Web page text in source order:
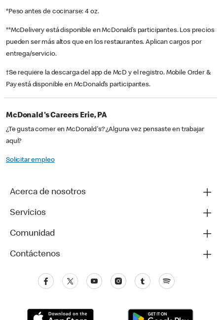
*Peso antes de cocinarse: 4 oz.
**McDelivery está disponible en McDonald’s participantes. Los precios
pueden ser más altos que en los restaurantes. Aplican cargos por
entrega/servicio.
†Se requiere la descarga del app de McD y el registro. Mobile Order &
Pay está disponible en McDonald’s participantes.
McDonald's Careers Erie, PA
¿Te gusta comer en McDonald's? ¿Alguna vez pensaste en trabajar
aquí?
Solicitar empleo
Acerca de nosotros
Servicios
Comunidad
Contáctenos